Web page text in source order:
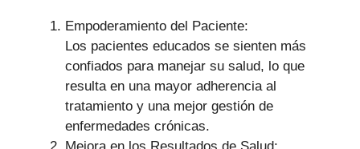
Empoderamiento del Paciente:
Los pacientes educados se sienten más
confiados para manejar su salud, lo que
resulta en una mayor adherencia al
tratamiento y una mejor gestión de
enfermedades crónicas.